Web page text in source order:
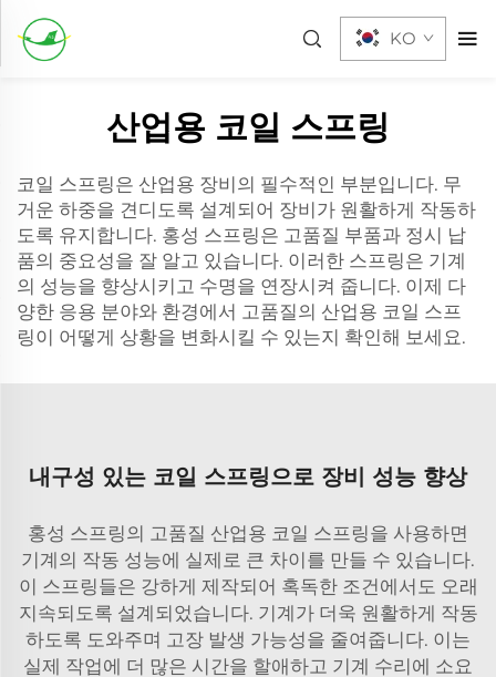
KO
산업용 코일 스프링
코일 스프링은 산업용 장비의 필수적인 부분입니다. 무
거운 하중을 견디도록 설계되어 장비가 원활하게 작동하
도록 유지합니다. 홍성 스프링은 고품질 부품과 정시 납
품의 중요성을 잘 알고 있습니다. 이러한 스프링은 기계
의 성능을 향상시키고 수명을 연장시켜 줍니다. 이제 다
양한 응용 분야와 환경에서 고품질의 산업용 코일 스프
링이 어떻게 상황을 변화시킬 수 있는지 확인해 보세요.
내구성 있는 코일 스프링으로 장비 성능 향상
홍성 스프링의 고품질 산업용 코일 스프링을 사용하면
기계의 작동 성능에 실제로 큰 차이를 만들 수 있습니다.
이 스프링들은 강하게 제작되어 혹독한 조건에서도 오래
지속되도록 설계되었습니다. 기계가 더욱 원활하게 작동
하도록 도와주며 고장 발생 가능성을 줄여줍니다. 이는
실제 작업에 더 많은 시간을 할애하고 기계 수리에 소요